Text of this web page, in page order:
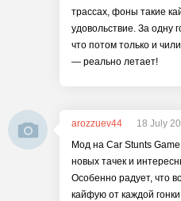
трассах, фоны такие
удовольствие. За одну
что потом только и
— реально летает!
arozzuev44
18 July
Мод на Car Stunts
новых тачек и
Особенно радует, что
кайфую от каждой